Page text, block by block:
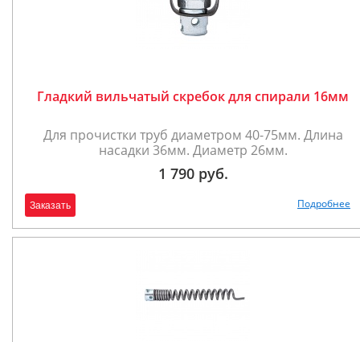
Гладкий вильчатый скребок для спирали 16мм
Для прочистки труб диаметром 40-75мм. Длина
насадки 36мм. Диаметр 26мм.
1 790 руб.
Заказать Подробнее